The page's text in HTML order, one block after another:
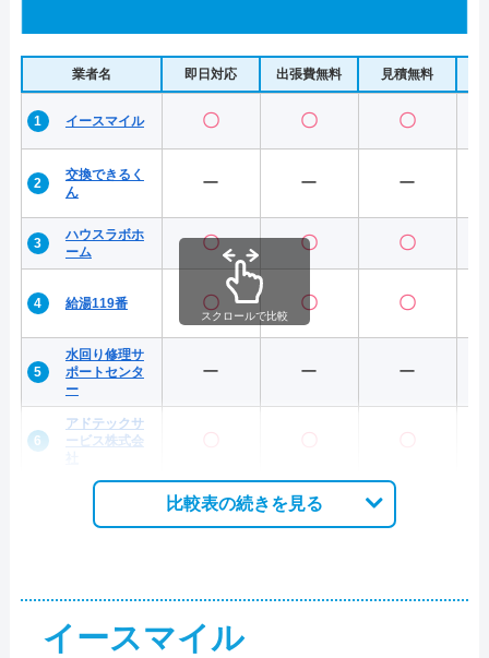
業者名 即日対応 出張費無料 見積無料
イースマイル 〇 〇 〇
交換できるく
ん
ー ー ー
ハウスラボホ
ーム
〇 〇 〇
給湯119番 〇 〇 〇
水回り修理サ
ポートセンタ
ー
ー ー ー
アドテックサ
ービス株式会
〇 〇 〇
スクロールで比較
比較表の続きを見る
イースマイル